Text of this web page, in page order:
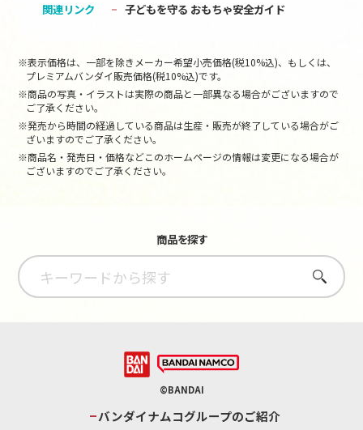
関連リンク
子どもを守る おもちゃ安全ガイド
※表示価格は、一部を除きメーカー希望小売価格(税10%込)、もしくは、
プレミアムバンダイ販売価格(税10%込)です。
※商品の写真・イラストは実際の商品と一部異なる場合がございますので
ご了承ください。
※発売から時間の経過している商品は生産・販売が終了している場合がご
ざいますのでご了承ください。
※商品名・発売日・価格などこのホームページの情報は変更になる場合が
ございますのでご了承ください。
商品を探す
さがす
©BANDAI
バンダイナムコグループのご紹介